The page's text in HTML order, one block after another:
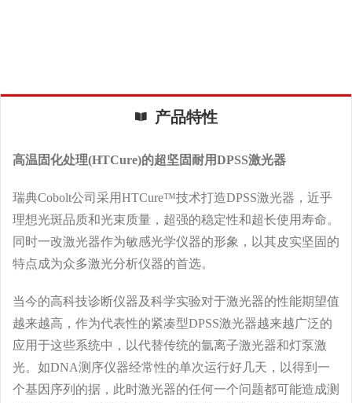
产品特性
高温固化处理(HTCure)的超坚固耐用DPSS激光器
瑞典Cobolt公司采用HTCure™技术打造DPSS激光器，近乎
理想光斑品质和光束质量，超强的稳定性和超长使用寿命。
同时一改激光器作为敏感光学仪器的形象，以其皮实坚固的
特点成为众多激光分析仪器的首选。
当今的高科技诊断仪器及科学实验对于激光器的性能期望值
越来越高，作为代表性的紧凑型DPSS激光器越来越广泛的
应用于这些系统中，以代替传统的氩离子激光器和灯泵激
光。如DNA测序仪器经常性的单次运行好几天，以得到一
个基因序列的据，此时激光器的任何一个问题都可能造成测